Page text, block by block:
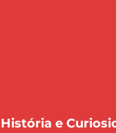
História e